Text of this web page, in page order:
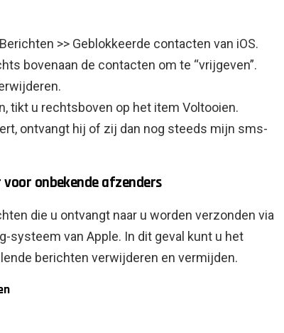
>> Geblokkeerde contacten van iOS.
bovenaan de contacten om te “vrijgeven”.
tikt u rechtsboven op het item Voltooien.
ontvangt hij of zij dan nog steeds mijn sms-
onbekende afzenders
die u ontvangt naar u worden verzonden via
systeem van Apple. In dit geval kunt u het
berichten verwijderen en vermijden.